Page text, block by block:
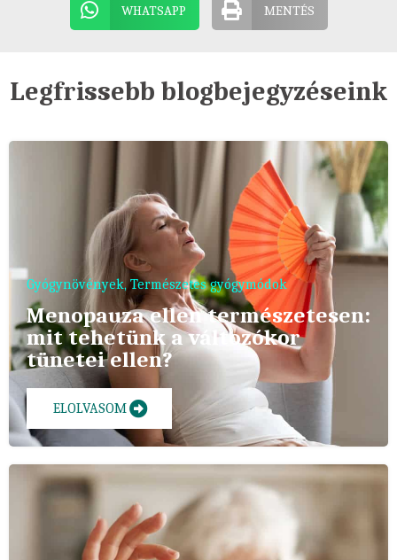
WHATSAPP MENTÉS
Legfrissebb blogbejegyzéseink
Gyógynövények,Természetes gyógymódok
Menopauza ellen természetesen:
mit tehetünk a változókor
tünetei ellen?
ELOLVASOM